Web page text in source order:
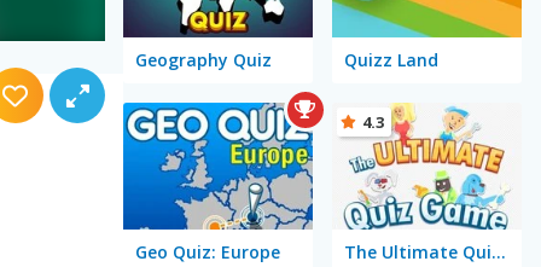
Geography Quiz Quizz Land
Geo Quiz: Europe The Ultimate Quiz Game
4.3